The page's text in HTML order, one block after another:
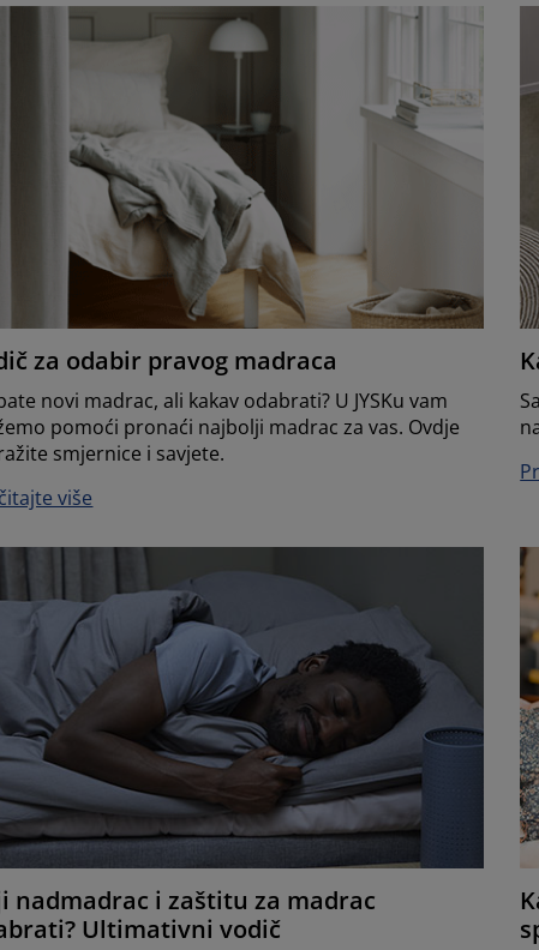
za odabir pravog madraca
novi madrac, ali kakav odabrati? U JYSKu vam
pomoći pronaći najbolji madrac za vas. Ovdje
smjernice i savjete.
više
nadmadrac i zaštitu za madrac
Ultimativni vodič